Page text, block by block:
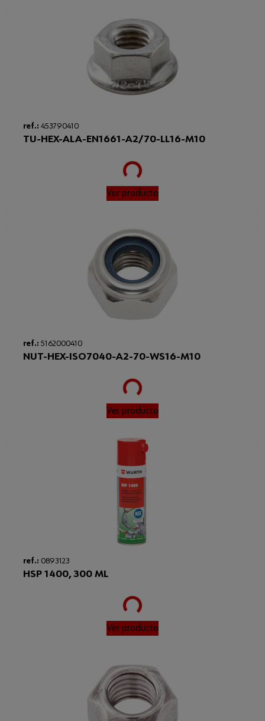
ref.: 453790410
TU-HEX-ALA-EN1661-A2/70-LL16-M10
Loading...
Ver producto
ref.: 5162000410
NUT-HEX-ISO7040-A2-70-WS16-M10
Loading...
Ver producto
ref.: 0893123
HSP 1400, 300 ML
Loading...
Ver producto